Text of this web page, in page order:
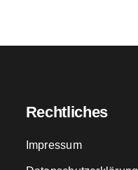
Rechtliches
Impressum